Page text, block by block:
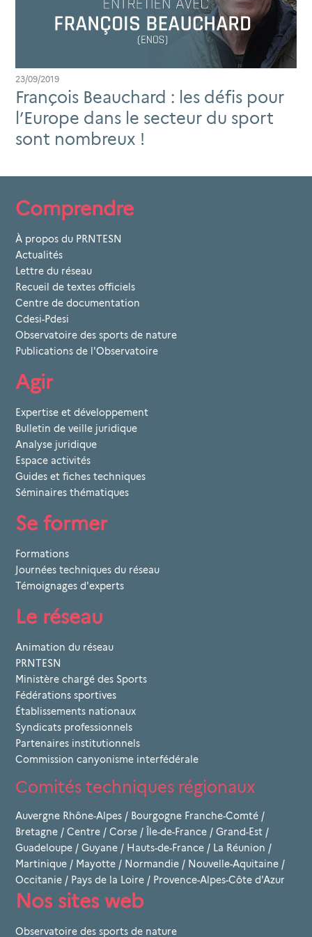
23/09/2019
François Beauchard : les défis pour
l’Europe dans le secteur du sport
sont nombreux !
Comprendre
À propos du PRNTESN
Actualités
Lettre du réseau
Recueil de textes officiels
Centre de documentation
Cdesi-Pdesi
Observatoire des sports de nature
Publications de l'Observatoire
Agir
Expertise et développement
Bulletin de veille juridique
Analyse juridique
Espace activités
Guides et fiches techniques
Séminaires thématiques
Se former
Formations
Journées techniques du réseau
Témoignages d'experts
Le réseau
Animation du réseau
PRNTESN
Ministère chargé des Sports
Fédérations sportives
Établissements nationaux
Syndicats professionnels
Partenaires institutionnels
Commission canyonisme interfédérale
Comités techniques régionaux
Auvergne Rhône-Alpes / Bourgogne Franche-Comté /
Bretagne / Centre / Corse / Île-de-France / Grand-Est /
Guadeloupe / Guyane / Hauts-de-France / La Réunion /
Martinique / Mayotte / Normandie / Nouvelle-Aquitaine /
Occitanie / Pays de la Loire / Provence-Alpes-Côte d'Azur
Nos sites web
Observatoire des sports de nature